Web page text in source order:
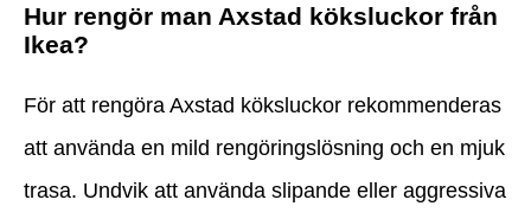
Hur rengör man Axstad köksluckor från
Ikea?
För att rengöra Axstad köksluckor rekommenderas
att använda en mild rengöringslösning och en mjuk
trasa. Undvik att använda slipande eller aggressiva